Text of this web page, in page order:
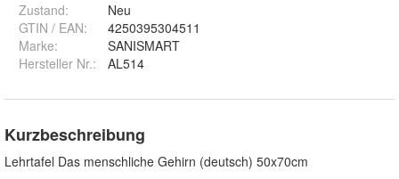
Zustand:
Neu
GTIN / EAN:
4250395304511
Marke:
SANISMART
Hersteller Nr.:
AL514
Kurzbeschreibung
Lehrtafel Das menschliche Gehirn (deutsch) 50x70cm